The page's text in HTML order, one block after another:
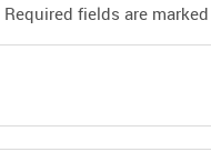
Required fields are marked